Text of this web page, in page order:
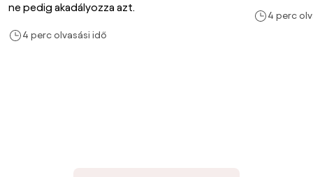
ne pedig akadályozza azt.
4 perc olvasási idő
4 perc